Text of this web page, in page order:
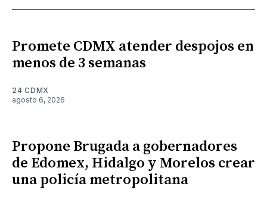
Promete CDMX atender despojos en
menos de 3 semanas
24 CDMX
agosto 6, 2026
Propone Brugada a gobernadores
de Edomex, Hidalgo y Morelos crear
una policía metropolitana